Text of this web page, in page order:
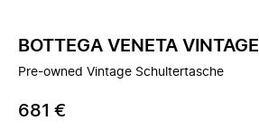
BOTTEGA VENETA VINTAGE
Pre-owned Vintage Schultertasche
681 €